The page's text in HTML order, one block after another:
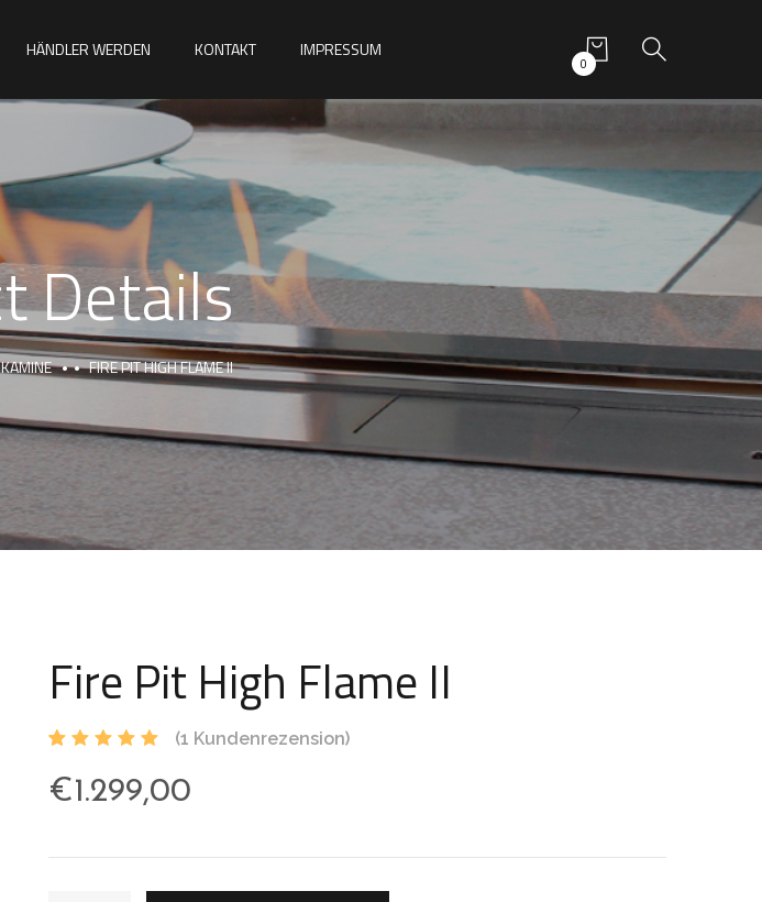
HÄNDLER WERDEN KONTAKT IMPRESSUM
0
Details
FIRE PIT HIGH FLAME II
Fire Pit High Flame II
mit5.00
von 5,
wertung
(1 Kundenrezension)
€1.299,00